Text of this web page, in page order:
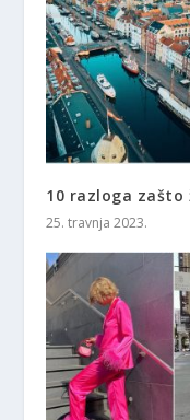
10 razloga zašto
25. travnja 2023.